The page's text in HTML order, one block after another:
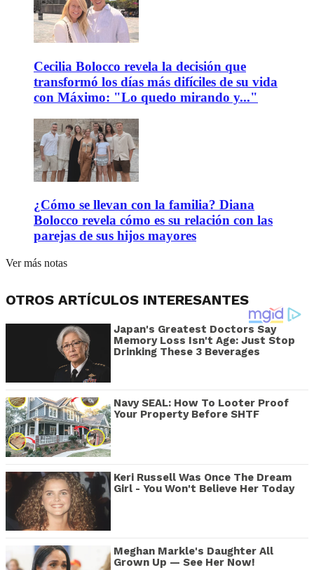
Cecilia Bolocco revela la decisión que
transformó los días más difíciles de su vida
con Máximo: "Lo quedo mirando y..."
¿Cómo se llevan con la familia? Diana
Bolocco revela cómo es su relación con las
parejas de sus hijos mayores
Ver más notas
OTROS ARTÍCULOS INTERESANTES
Japan's Greatest Doctors Say
Memory Loss Isn't Age: Just Stop
Drinking These 3 Beverages
Navy SEAL: How To Looter Proof
Your Property Before SHTF
Keri Russell Was Once The Dream
Girl - You Won't Believe Her Today
Meghan Markle's Daughter All
Grown Up — See Her Now!